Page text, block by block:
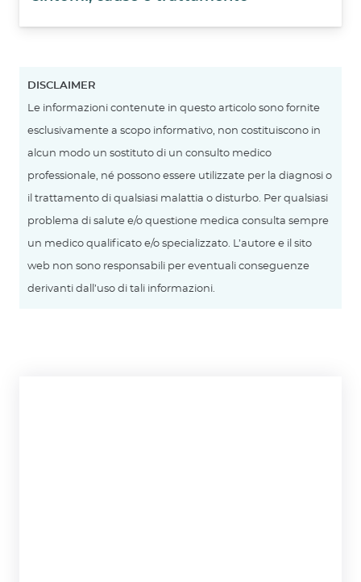
DISCLAIMER
Le informazioni contenute in questo articolo sono fornite
esclusivamente a scopo informativo, non costituiscono in
alcun modo un sostituto di un consulto medico
professionale, né possono essere utilizzate per la diagnosi o
il trattamento di qualsiasi malattia o disturbo. Per qualsiasi
problema di salute e/o questione medica consulta sempre
un medico qualificato e/o specializzato. L’autore e il sito
web non sono responsabili per eventuali conseguenze
derivanti dall’uso di tali informazioni.